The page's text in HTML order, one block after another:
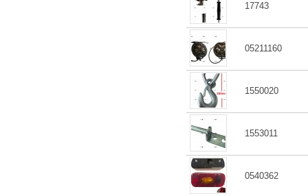
17743
05211160
1550020
1553011
0540362